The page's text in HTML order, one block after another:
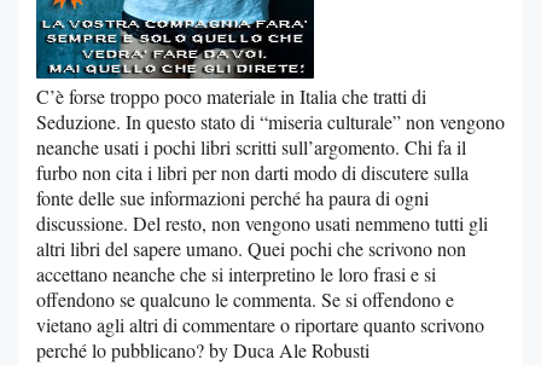
C’è forse troppo poco materiale in Italia che tratti di
Seduzione. In questo stato di “miseria culturale” non vengono
neanche usati i pochi libri scritti sull’argomento. Chi fa il
furbo non cita i libri per non darti modo di discutere sulla
fonte delle sue informazioni perché ha paura di ogni
discussione. Del resto, non vengono usati nemmeno tutti gli
altri libri del sapere umano. Quei pochi che scrivono non
accettano neanche che si interpretino le loro frasi e si
offendono se qualcuno le commenta. Se si offendono e
vietano agli altri di commentare o riportare quanto scrivono
perché lo pubblicano? by Duca Ale Robusti